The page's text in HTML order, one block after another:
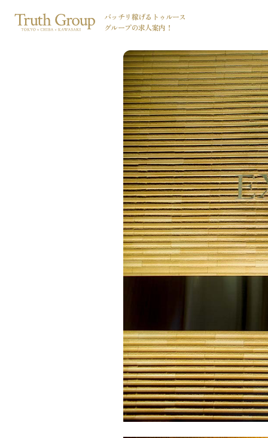
バッチリ稼げるトゥルース
グループの求人案内！